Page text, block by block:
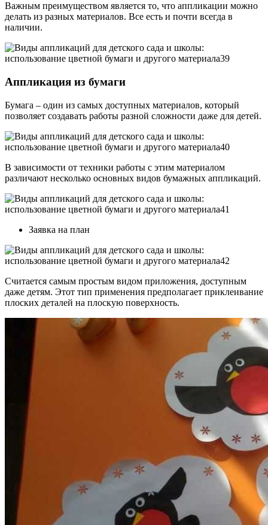
Важным преимуществом является то, что аппликации можно
делать из разных материалов. Все есть и почти всегда в
наличии.
Аппликация из бумаги
Бумага – один из самых доступных материалов, который
позволяет создавать работы разной сложности даже для детей.
В зависимости от техники работы с этим материалом
различают несколько основных видов бумажных аппликаций.
Заявка на план
Считается самым простым видом приложения, доступным
даже детям. Этот тип применения предполагает приклеивание
плоских деталей на плоскую поверхность.